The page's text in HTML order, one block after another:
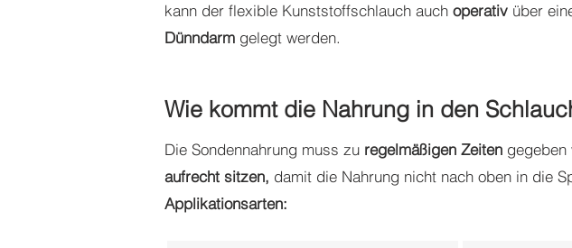
kann der flexible Kunststoffschlauch auch operativ über
Dünndarm gelegt werden.
Wie kommt die Nahrung in den
Die Sondennahrung muss zu regelmäßigen Zeiten gegeben
aufrecht sitzen, damit die Nahrung nicht nach oben in die
Applikationsarten: